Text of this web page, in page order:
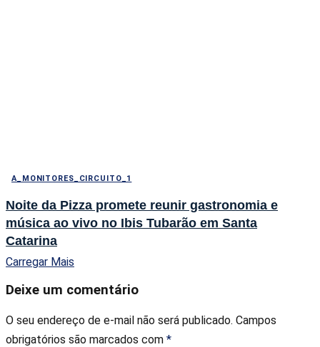
A_MONITORES_CIRCUITO_1
Noite da Pizza promete reunir gastronomia e
música ao vivo no Ibis Tubarão em Santa
Catarina
Carregar Mais
Deixe um comentário
O seu endereço de e-mail não será publicado. Campos
obrigatórios são marcados com *